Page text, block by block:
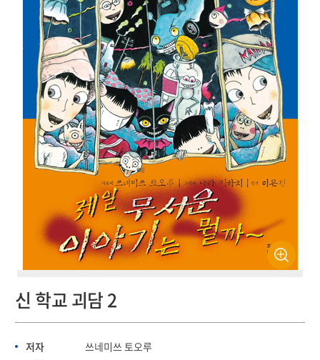
신 학교 괴담 2
저자
쓰네미쓰 토오루